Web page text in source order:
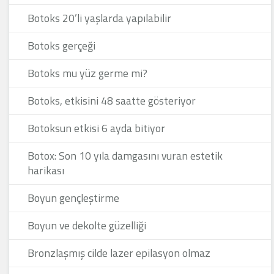
Botoks 20’li yaşlarda yapılabilir
Botoks gerçeği
Botoks mu yüz germe mi?
Botoks, etkisini 48 saatte gösteriyor
Botoksun etkisi 6 ayda bitiyor
Botox: Son 10 yıla damgasını vuran estetik
harikası
Boyun gençleştirme
Boyun ve dekolte güzelliği
Bronzlaşmış cilde lazer epilasyon olmaz